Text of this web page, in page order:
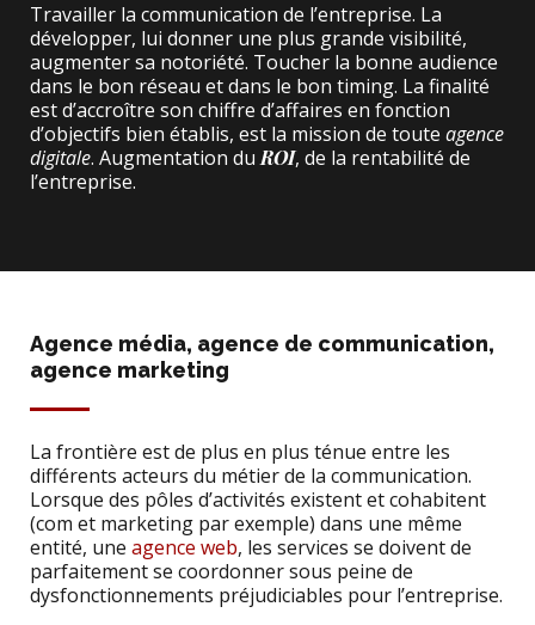
Travailler la communication de l’entreprise. La
développer, lui donner une plus grande visibilité,
augmenter sa notoriété. Toucher la bonne audience
dans le bon réseau et dans le bon timing. La finalité
est d’accroître son chiffre d’affaires en fonction
d’objectifs bien établis, est la mission de toute agence
digitale. Augmentation duROI, de la rentabilité de
l’entreprise.
Agence média, agence de communication,
agence marketing
La frontière est de plus en plus ténue entre les
différents acteurs du métier de la communication.
Lorsque des pôles d’activités existent et cohabitent
(com et marketing par exemple) dans une même
entité, une agence web, les services se doivent de
parfaitement se coordonner sous peine de
dysfonctionnements préjudiciables pour l’entreprise.